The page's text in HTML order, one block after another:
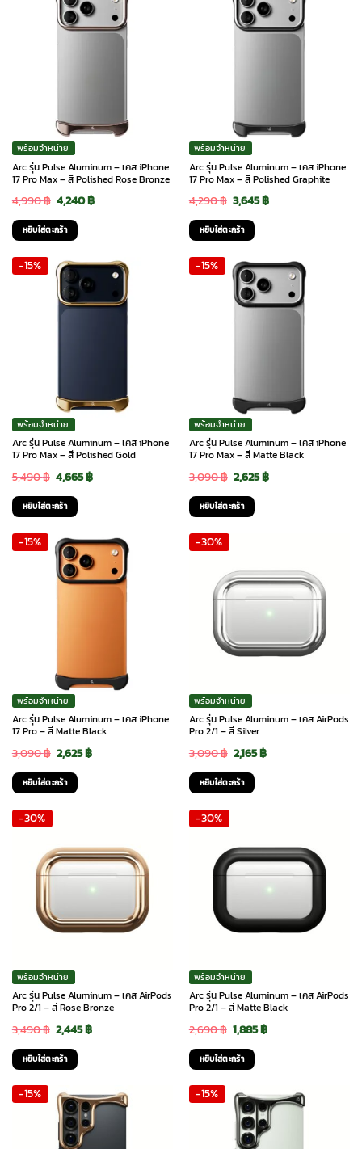
พร้อมจำหน่าย
Arc รุ่น Pulse Aluminum – เคส iPhone
17 Pro Max – สี Polished Rose Bronze
4,990฿ Original
price
was:
4,990 ฿.
4,240฿Current
4,240 ฿.
หยิบใส่ตะกร้า
พร้อมจำหน่าย
Arc รุ่น Pulse Aluminum – เคส iPhone
17 Pro Max – สี Polished Graphite
4,290฿ Original
price
was:
4,290 ฿.
3,645฿Current
3,645 ฿.
หยิบใส่ตะกร้า
-15%
พร้อมจำหน่าย
Arc รุ่น Pulse Aluminum – เคส iPhone
17 Pro Max – สี Polished Gold
5,490฿ Original
price
was:
5,490 ฿.
4,665฿Current
4,665 ฿.
หยิบใส่ตะกร้า
-15%
พร้อมจำหน่าย
Arc รุ่น Pulse Aluminum – เคส iPhone
17 Pro Max – สี Matte Black
3,090฿ Original
price
was:
2,625฿Current
หยิบใส่ตะกร้า
-15%
พร้อมจำหน่าย
Arc รุ่น Pulse Aluminum – เคส iPhone
17 Pro – สี Matte Black
3,090฿ Original
price
was:
2,625฿Current
หยิบใส่ตะกร้า
-30%
พร้อมจำหน่าย
Arc รุ่น Pulse Aluminum – เคส AirPods
Pro 2/1 – สี Silver
3,090฿ Original
price
was:
2,165฿Current
หยิบใส่ตะกร้า
-30%
พร้อมจำหน่าย
Arc รุ่น Pulse Aluminum – เคส AirPods
Pro 2/1 – สี Rose Bronze
3,490฿ Original
price
was:
3,490 ฿.
2,445฿Current
2,445 ฿.
หยิบใส่ตะกร้า
-30%
พร้อมจำหน่าย
Arc รุ่น Pulse Aluminum – เคส AirPods
Pro 2/1 – สี Matte Black
2,690฿ Original
price
was:
2,690 ฿.
1,885฿Current
1,885 ฿.
หยิบใส่ตะกร้า
-15% -15%